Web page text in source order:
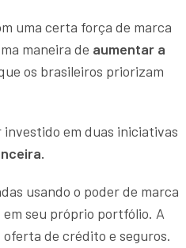
uma certa força de marca
maneira de aumentar a
os brasileiros priorizam
em duas iniciativas
usando o poder de marca
seu próprio portfólio. A
de crédito e seguros.